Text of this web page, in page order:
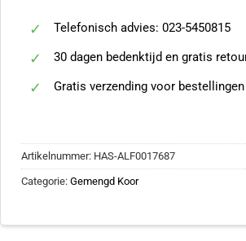
Telefonisch advies: 023-5450815
30 dagen bedenktijd en gratis
Gratis verzending voor bestellingen
Artikelnummer: HAS-ALF0017687
Categorie: Gemengd Koor